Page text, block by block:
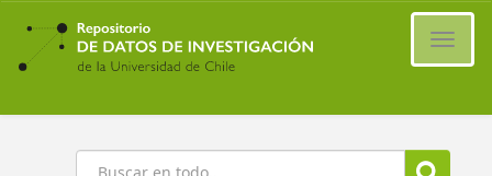
Ir
contenido
principal
Buscar